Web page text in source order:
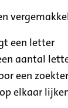
een letter
aantal
een
elkaar